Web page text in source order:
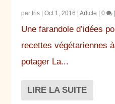
par Iris |Oct 1, 2016 |Article |0
Une farandole d’idées
recettes végétariennes
potager La...
LIRE LA SUITE